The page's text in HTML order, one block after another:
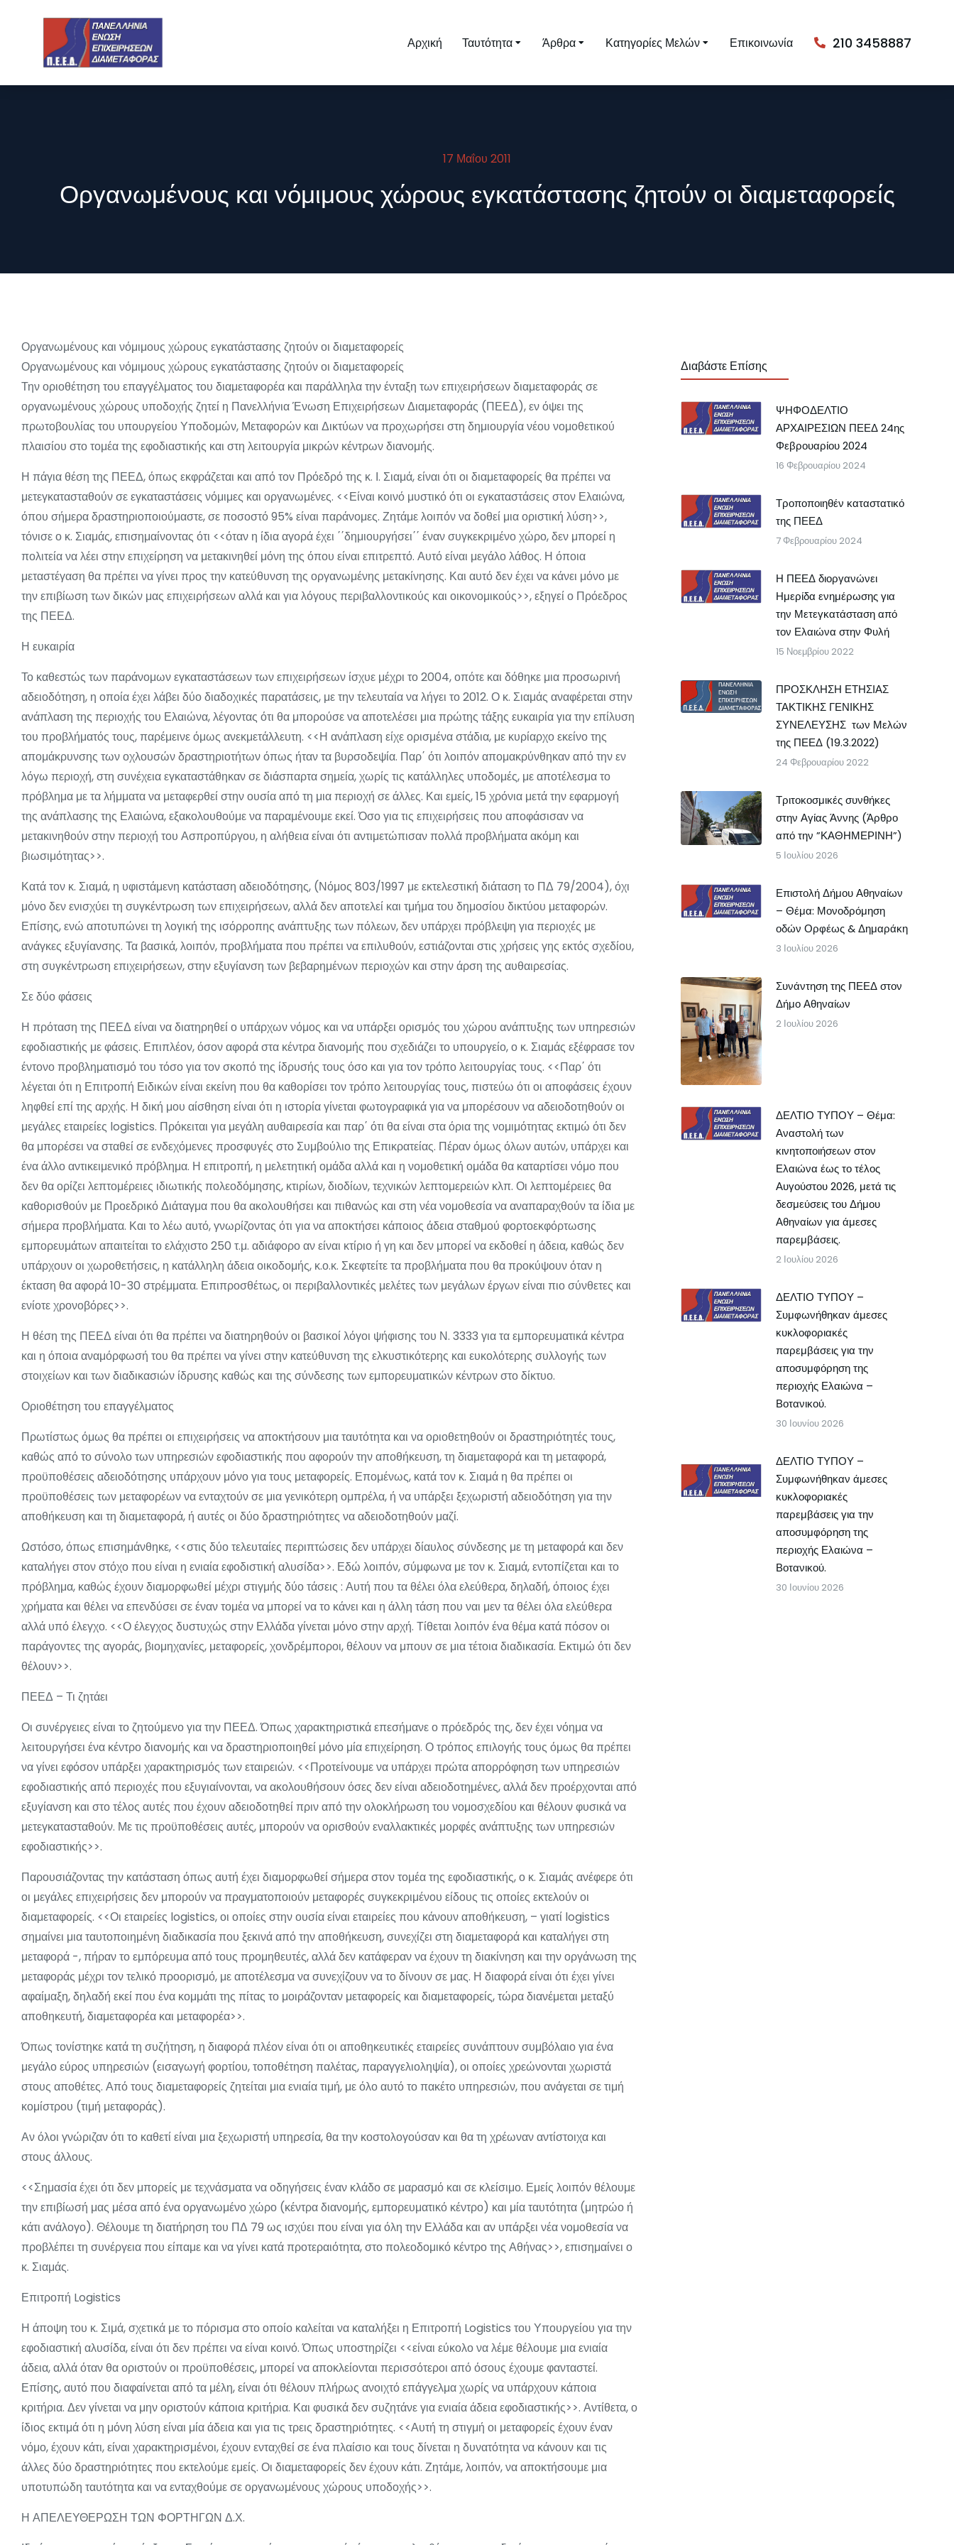
Αρχική Ταυτότητα Άρθρα Κατηγορίες Μελών Επικοινωνία 210 3458887
17 Μαΐου 2011
Οργανωμένους και νόμιμους χώρους εγκατάστασης ζητούν οι διαμεταφορείς
Οργανωμένους και νόμιμους χώρους εγκατάστασης ζητούν οι διαμεταφορείς
Οργανωμένους και νόμιμους χώρους εγκατάστασης ζητούν οι διαμεταφορείς
Την οριοθέτηση του επαγγέλματος του διαμεταφορέα και παράλληλα την ένταξη των επιχειρήσεων διαμεταφοράς σε
οργανωμένους χώρους υποδοχής ζητεί η Πανελλήνια Ένωση Επιχειρήσεων Διαμεταφοράς (ΠΕΕΔ), εν όψει της
πρωτοβουλίας του υπουργείου Υποδομών, Μεταφορών και Δικτύων να προχωρήσει στη δημιουργία νέου νομοθετικού
πλαισίου στο τομέα της εφοδιαστικής και στη λειτουργία μικρών κέντρων διανομής.
Η πάγια θέση της ΠΕΕΔ, όπως εκφράζεται και από τον Πρόεδρό της κ. Ι. Σιαμά, είναι ότι οι διαμεταφορείς θα πρέπει να
μετεγκατασταθούν σε εγκαταστάσεις νόμιμες και οργανωμένες. <<Είναι κοινό μυστικό ότι οι εγκαταστάσεις στον Ελαιώνα,
όπου σήμερα δραστηριοποιούμαστε, σε ποσοστό 95% είναι παράνομες. Ζητάμε λοιπόν να δοθεί μια οριστική λύση>>,
τόνισε ο κ. Σιαμάς, επισημαίνοντας ότι <<όταν η ίδια αγορά έχει ΄΄δημιουργήσει΄΄ έναν συγκεκριμένο χώρο, δεν μπορεί η
πολιτεία να λέει στην επιχείρηση να μετακινηθεί μόνη της όπου είναι επιτρεπτό. Αυτό είναι μεγάλο λάθος. Η όποια
μεταστέγαση θα πρέπει να γίνει προς την κατεύθυνση της οργανωμένης μετακίνησης. Και αυτό δεν έχει να κάνει μόνο με
την επιβίωση των δικών μας επιχειρήσεων αλλά και για λόγους περιβαλλοντικούς και οικονομικούς>>, εξηγεί ο Πρόεδρος
της ΠΕΕΔ.
Η ευκαιρία
Το καθεστώς των παράνομων εγκαταστάσεων των επιχειρήσεων ίσχυε μέχρι το 2004, οπότε και δόθηκε μια προσωρινή
αδειοδότηση, η οποία έχει λάβει δύο διαδοχικές παρατάσεις, με την τελευταία να λήγει το 2012. Ο κ. Σιαμάς αναφέρεται στην
ανάπλαση της περιοχής του Ελαιώνα, λέγοντας ότι θα μπορούσε να αποτελέσει μια πρώτης τάξης ευκαιρία για την επίλυση
του προβλήματός τους, παρέμεινε όμως ανεκμετάλλευτη. <<Η ανάπλαση είχε ορισμένα στάδια, με κυρίαρχο εκείνο της
απομάκρυνσης των οχλουσών δραστηριοτήτων όπως ήταν τα βυρσοδεψία. Παρ΄ ότι λοιπόν απομακρύνθηκαν από την εν
λόγω περιοχή, στη συνέχεια εγκαταστάθηκαν σε διάσπαρτα σημεία, χωρίς τις κατάλληλες υποδομές, με αποτέλεσμα το
πρόβλημα με τα λήμματα να μεταφερθεί στην ουσία από τη μια περιοχή σε άλλες. Και εμείς, 15 χρόνια μετά την εφαρμογή
της ανάπλασης της Ελαιώνα, εξακολουθούμε να παραμένουμε εκεί. Όσο για τις επιχειρήσεις που αποφάσισαν να
μετακινηθούν στην περιοχή του Ασπροπύργου, η αλήθεια είναι ότι αντιμετώπισαν πολλά προβλήματα ακόμη και
βιωσιμότητας>>.
Κατά τον κ. Σιαμά, η υφιστάμενη κατάσταση αδειοδότησης, (Νόμος 803/1997 με εκτελεστική διάταση το ΠΔ 79/2004), όχι
μόνο δεν ενισχύει τη συγκέντρωση των επιχειρήσεων, αλλά δεν αποτελεί και τμήμα του δημοσίου δικτύου μεταφορών.
Επίσης, ενώ αποτυπώνει τη λογική της ισόρροπης ανάπτυξης των πόλεων, δεν υπάρχει πρόβλεψη για περιοχές με
ανάγκες εξυγίανσης. Τα βασικά, λοιπόν, προβλήματα που πρέπει να επιλυθούν, εστιάζονται στις χρήσεις γης εκτός σχεδίου,
στη συγκέντρωση επιχειρήσεων, στην εξυγίανση των βεβαρημένων περιοχών και στην άρση της αυθαιρεσίας.
Σε δύο φάσεις
Η πρόταση της ΠΕΕΔ είναι να διατηρηθεί ο υπάρχων νόμος και να υπάρξει ορισμός του χώρου ανάπτυξης των υπηρεσιών
εφοδιαστικής με φάσεις. Επιπλέον, όσον αφορά στα κέντρα διανομής που σχεδιάζει το υπουργείο, ο κ. Σιαμάς εξέφρασε τον
έντονο προβληματισμό του τόσο για τον σκοπό της ίδρυσής τους όσο και για τον τρόπο λειτουργίας τους. <<Παρ΄ ότι
λέγεται ότι η Επιτροπή Ειδικών είναι εκείνη που θα καθορίσει τον τρόπο λειτουργίας τους, πιστεύω ότι οι αποφάσεις έχουν
ληφθεί επί της αρχής. Η δική μου αίσθηση είναι ότι η ιστορία γίνεται φωτογραφικά για να μπορέσουν να αδειοδοτηθούν οι
μεγάλες εταιρείες logistics. Πρόκειται για μεγάλη αυθαιρεσία και παρ΄ ότι θα είναι στα όρια της νομιμότητας εκτιμώ ότι δεν
θα μπορέσει να σταθεί σε ενδεχόμενες προσφυγές στο Συμβούλιο της Επικρατείας. Πέραν όμως όλων αυτών, υπάρχει και
ένα άλλο αντικειμενικό πρόβλημα. Η επιτροπή, η μελετητική ομάδα αλλά και η νομοθετική ομάδα θα καταρτίσει νόμο που
δεν θα ορίζει λεπτομέρειες ιδιωτικής πολεοδόμησης, κτιρίων, διοδίων, τεχνικών λεπτομερειών κλπ. Οι λεπτομέρειες θα
καθορισθούν με Προεδρικό Διάταγμα που θα ακολουθήσει και πιθανώς και στη νέα νομοθεσία να αναπαραχθούν τα ίδια με
σήμερα προβλήματα. Και το λέω αυτό, γνωρίζοντας ότι για να αποκτήσει κάποιος άδεια σταθμού φορτοεκφόρτωσης
εμπορευμάτων απαιτείται το ελάχιστο 250 τ.μ. αδιάφορο αν είναι κτίριο ή γη και δεν μπορεί να εκδοθεί η άδεια, καθώς δεν
υπάρχουν οι χωροθετήσεις, η κατάλληλη άδεια οικοδομής, κ.ο.κ. Σκεφτείτε τα προβλήματα που θα προκύψουν όταν η
έκταση θα αφορά 10-30 στρέμματα. Επιπροσθέτως, οι περιβαλλοντικές μελέτες των μεγάλων έργων είναι πιο σύνθετες και
ενίοτε χρονοβόρες>>.
Η θέση της ΠΕΕΔ είναι ότι θα πρέπει να διατηρηθούν οι βασικοί λόγοι ψήφισης του Ν. 3333 για τα εμπορευματικά κέντρα
και η όποια αναμόρφωσή του θα πρέπει να γίνει στην κατεύθυνση της ελκυστικότερης και ευκολότερης συλλογής των
στοιχείων και των διαδικασιών ίδρυσης καθώς και της σύνδεσης των εμπορευματικών κέντρων στο δίκτυο.
Οριοθέτηση του επαγγέλματος
Πρωτίστως όμως θα πρέπει οι επιχειρήσεις να αποκτήσουν μια ταυτότητα και να οριοθετηθούν οι δραστηριότητές τους,
καθώς από το σύνολο των υπηρεσιών εφοδιαστικής που αφορούν την αποθήκευση, τη διαμεταφορά και τη μεταφορά,
προϋποθέσεις αδειοδότησης υπάρχουν μόνο για τους μεταφορείς. Επομένως, κατά τον κ. Σιαμά η θα πρέπει οι
προϋποθέσεις των μεταφορέων να ενταχτούν σε μια γενικότερη ομπρέλα, ή να υπάρξει ξεχωριστή αδειοδότηση για την
αποθήκευση και τη διαμεταφορά, ή αυτές οι δύο δραστηριότητες να αδειοδοτηθούν μαζί.
Ωστόσο, όπως επισημάνθηκε, <<στις δύο τελευταίες περιπτώσεις δεν υπάρχει δίαυλος σύνδεσης με τη μεταφορά και δεν
καταλήγει στον στόχο που είναι η ενιαία εφοδιστική αλυσίδα>>. Εδώ λοιπόν, σύμφωνα με τον κ. Σιαμά, εντοπίζεται και το
πρόβλημα, καθώς έχουν διαμορφωθεί μέχρι στιγμής δύο τάσεις : Αυτή που τα θέλει όλα ελεύθερα, δηλαδή, όποιος έχει
χρήματα και θέλει να επενδύσει σε έναν τομέα να μπορεί να το κάνει και η άλλη τάση που ναι μεν τα θέλει όλα ελεύθερα
αλλά υπό έλεγχο. <<Ο έλεγχος δυστυχώς στην Ελλάδα γίνεται μόνο στην αρχή. Τίθεται λοιπόν ένα θέμα κατά πόσον οι
παράγοντες της αγοράς, βιομηχανίες, μεταφορείς, χονδρέμποροι, θέλουν να μπουν σε μια τέτοια διαδικασία. Εκτιμώ ότι δεν
θέλουν>>.
ΠΕΕΔ – Τι ζητάει
Οι συνέργειες είναι το ζητούμενο για την ΠΕΕΔ. Όπως χαρακτηριστικά επεσήμανε ο πρόεδρός της, δεν έχει νόημα να
λειτουργήσει ένα κέντρο διανομής και να δραστηριοποιηθεί μόνο μία επιχείρηση. Ο τρόπος επιλογής τους όμως θα πρέπει
να γίνει εφόσον υπάρξει χαρακτηρισμός των εταιρειών. <<Προτείνουμε να υπάρχει πρώτα απορρόφηση των υπηρεσιών
εφοδιαστικής από περιοχές που εξυγιαίνονται, να ακολουθήσουν όσες δεν είναι αδειοδοτημένες, αλλά δεν προέρχονται από
εξυγίανση και στο τέλος αυτές που έχουν αδειοδοτηθεί πριν από την ολοκλήρωση του νομοσχεδίου και θέλουν φυσικά να
μετεγκατασταθούν. Με τις προϋποθέσεις αυτές, μπορούν να ορισθούν εναλλακτικές μορφές ανάπτυξης των υπηρεσιών
εφοδιαστικής>>.
Παρουσιάζοντας την κατάσταση όπως αυτή έχει διαμορφωθεί σήμερα στον τομέα της εφοδιαστικής, ο κ. Σιαμάς ανέφερε ότι
οι μεγάλες επιχειρήσεις δεν μπορούν να πραγματοποιούν μεταφορές συγκεκριμένου είδους τις οποίες εκτελούν οι
διαμεταφορείς. <<Οι εταιρείες logistics, οι οποίες στην ουσία είναι εταιρείες που κάνουν αποθήκευση, – γιατί logistics
σημαίνει μια ταυτοποιημένη διαδικασία που ξεκινά από την αποθήκευση, συνεχίζει στη διαμεταφορά και καταλήγει στη
μεταφορά -, πήραν το εμπόρευμα από τους προμηθευτές, αλλά δεν κατάφεραν να έχουν τη διακίνηση και την οργάνωση της
μεταφοράς μέχρι τον τελικό προορισμό, με αποτέλεσμα να συνεχίζουν να το δίνουν σε μας. Η διαφορά είναι ότι έχει γίνει
αφαίμαξη, δηλαδή εκεί που ένα κομμάτι της πίτας το μοιράζονταν μεταφορείς και διαμεταφορείς, τώρα διανέμεται μεταξύ
αποθηκευτή, διαμεταφορέα και μεταφορέα>>.
Όπως τονίστηκε κατά τη συζήτηση, η διαφορά πλέον είναι ότι οι αποθηκευτικές εταιρείες συνάπτουν συμβόλαιο για ένα
μεγάλο εύρος υπηρεσιών (εισαγωγή φορτίου, τοποθέτηση παλέτας, παραγγελιοληψία), οι οποίες χρεώνονται χωριστά
στους αποθέτες. Από τους διαμεταφορείς ζητείται μια ενιαία τιμή, με όλο αυτό το πακέτο υπηρεσιών, που ανάγεται σε τιμή
κομίστρου (τιμή μεταφοράς).
Αν όλοι γνώριζαν ότι το καθετί είναι μια ξεχωριστή υπηρεσία, θα την κοστολογούσαν και θα τη χρέωναν αντίστοιχα και
στους άλλους.
<<Σημασία έχει ότι δεν μπορείς με τεχνάσματα να οδηγήσεις έναν κλάδο σε μαρασμό και σε κλείσιμο. Εμείς λοιπόν θέλουμε
την επιβίωσή μας μέσα από ένα οργανωμένο χώρο (κέντρα διανομής, εμπορευματικό κέντρο) και μία ταυτότητα (μητρώο ή
κάτι ανάλογο). Θέλουμε τη διατήρηση του ΠΔ 79 ως ισχύει που είναι για όλη την Ελλάδα και αν υπάρξει νέα νομοθεσία να
προβλέπει τη συνέργεια που είπαμε και να γίνει κατά προτεραιότητα, στο πολεοδομικό κέντρο της Αθήνας>>, επισημαίνει ο
κ. Σιαμάς.
Επιτροπή Logistics
Η άποψη του κ. Σιμά, σχετικά με το πόρισμα στο οποίο καλείται να καταλήξει η Επιτροπή Logistics του Υπουργείου για την
εφοδιαστική αλυσίδα, είναι ότι δεν πρέπει να είναι κοινό. Όπως υποστηρίζει <<είναι εύκολο να λέμε θέλουμε μια ενιαία
άδεια, αλλά όταν θα οριστούν οι προϋποθέσεις, μπορεί να αποκλείονται περισσότεροι από όσους έχουμε φανταστεί.
Επίσης, αυτό που διαφαίνεται από τα μέλη, είναι ότι θέλουν πλήρως ανοιχτό επάγγελμα χωρίς να υπάρχουν κάποια
κριτήρια. Δεν γίνεται να μην οριστούν κάποια κριτήρια. Και φυσικά δεν συζητάνε για ενιαία άδεια εφοδιαστικής>>. Αντίθετα, ο
ίδιος εκτιμά ότι η μόνη λύση είναι μία άδεια και για τις τρεις δραστηριότητες. <<Αυτή τη στιγμή οι μεταφορείς έχουν έναν
νόμο, έχουν κάτι, είναι χαρακτηρισμένοι, έχουν ενταχθεί σε ένα πλαίσιο και τους δίνεται η δυνατότητα να κάνουν και τις
άλλες δύο δραστηριότητες που εκτελούμε εμείς. Οι διαμεταφορείς δεν έχουν κάτι. Ζητάμε, λοιπόν, να αποκτήσουμε μια
υποτυπώδη ταυτότητα και να ενταχθούμε σε οργανωμένους χώρους υποδοχής>>.
Η ΑΠΕΛΕΥΘΕΡΩΣΗ ΤΩΝ ΦΟΡΤΗΓΩΝ Δ.Χ.
Διαβάστε Επίσης
ΨΗΦΟΔΕΛΤΙΟ
ΑΡΧΑΙΡΕΣΙΩΝ ΠΕΕΔ 24ης
Φεβρουαρίου 2024
16 Φεβρουαρίου 2024
Τροποποιηθέν καταστατικό
της ΠΕΕΔ
7 Φεβρουαρίου 2024
Η ΠΕΕΔ διοργανώνει
Ημερίδα ενημέρωσης για
την Μετεγκατάσταση από
τον Ελαιώνα στην Φυλή
15 Νοεμβρίου 2022
ΠΡΟΣΚΛΗΣΗ ΕΤΗΣΙΑΣ
ΤΑΚΤΙΚΗΣ ΓΕΝΙΚΗΣ
ΣΥΝΕΛΕΥΣΗΣ των Μελών
της ΠΕΕΔ (19.3.2022)
24 Φεβρουαρίου 2022
Τριτοκοσμικές συνθήκες
στην Αγίας Άννης (Άρθρο
από την ”ΚΑΘΗΜΕΡΙΝΗ”)
5 Ιουλίου 2026
Επιστολή Δήμου Αθηναίων
– Θέμα: Μονοδρόμηση
οδών Ορφέως & Δημαράκη
3 Ιουλίου 2026
Συνάντηση της ΠΕΕΔ στον
Δήμο Αθηναίων
2 Ιουλίου 2026
ΔΕΛΤΙΟ ΤΥΠΟΥ – Θέμα:
Αναστολή των
κινητοποιήσεων στον
Ελαιώνα έως το τέλος
Αυγούστου 2026, μετά τις
δεσμεύσεις του Δήμου
Αθηναίων για άμεσες
παρεμβάσεις.
2 Ιουλίου 2026
ΔΕΛΤΙΟ ΤΥΠΟΥ –
Συμφωνήθηκαν άμεσες
κυκλοφοριακές
παρεμβάσεις για την
αποσυμφόρηση της
περιοχής Ελαιώνα –
Βοτανικού.
30 Ιουνίου 2026
ΔΕΛΤΙΟ ΤΥΠΟΥ –
Συμφωνήθηκαν άμεσες
κυκλοφοριακές
παρεμβάσεις για την
αποσυμφόρηση της
περιοχής Ελαιώνα –
Βοτανικού.
30 Ιουνίου 2026